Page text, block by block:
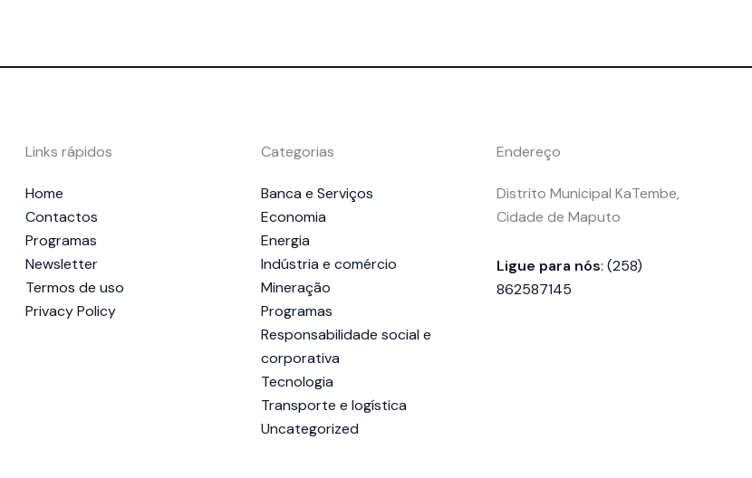
Links rápidos
Home
Contactos
Programas
Newsletter
Termos de uso
Privacy Policy
Categorias
Banca e Serviços
Economia
Energia
Indústria e comércio
Mineração
Programas
Responsabilidade social e
corporativa
Tecnologia
Transporte e logística
Uncategorized
Endereço
Distrito Municipal KaTembe,
Cidade de Maputo
Ligue para nós: (258)
862587145